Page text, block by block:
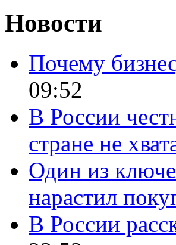
Новости
Почему
09:52
В России
стране не
Один из
нарастил
В России